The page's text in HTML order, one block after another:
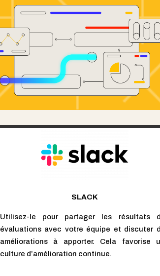
SLACK
Utilisez-le pour partager les résultats
évaluations avec votre équipe et discuter
améliorations à apporter. Cela favorise
culture d’amélioration continue.